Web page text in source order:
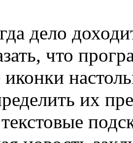
дело
что
их